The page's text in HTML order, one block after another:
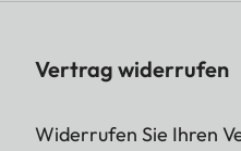
Vertrag widerrufen
Widerrufen Sie Ihren